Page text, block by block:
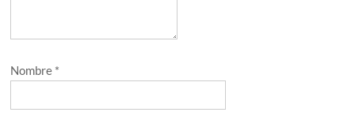
Nombre *